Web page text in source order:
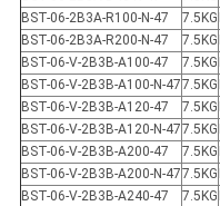
BST-06-2B3A-R100-N-47
7.5KG
BST-06-2B3A-R200-N-47
7.5KG
BST-06-V-2B3B-A100-47
7.5KG
BST-06-V-2B3B-A100-N-477.5KG
BST-06-V-2B3B-A120-47
7.5KG
BST-06-V-2B3B-A120-N-477.5KG
BST-06-V-2B3B-A200-47
7.5KG
BST-06-V-2B3B-A200-N-477.5KG
BST-06-V-2B3B-A240-47
7.5KG